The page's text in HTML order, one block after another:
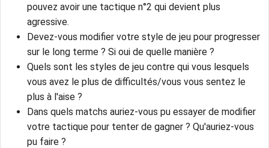
pouvez avoir une tactique n°2 qui devient plus
agressive.
Devez-vous modifier votre style de jeu pour progresser
sur le long terme ? Si oui de quelle manière ?
Quels sont les styles de jeu contre qui vous lesquels
vous avez le plus de difficultés/vous vous sentez le
plus à l'aise ?
Dans quels matchs auriez-vous pu essayer de modifier
votre tactique pour tenter de gagner ? Qu'auriez-vous
pu faire ?